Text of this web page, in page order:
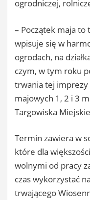
ogrodniczej,
– Początek maja
wpisuje się w
ogrodach, na
czym, w tym roku
trwania tej
majowych 1, 2 i 3
Targowiska
Termin zawiera w
które dla
wolnymi od pracy
czas wykorzystać
trwającego